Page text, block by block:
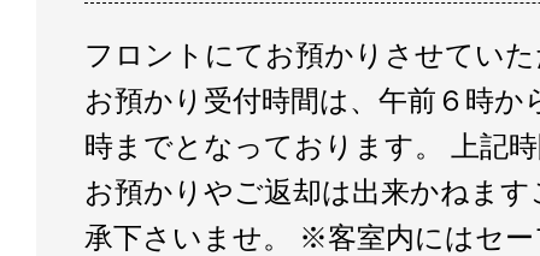
フロントにてお預かりさせてい
お預かり受付時間は、午前６時か
時までとなっております。 上記
お預かりやご返却は出来かねま
承下さいませ。 ※客室内にはセ